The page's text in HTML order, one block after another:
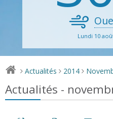
Lundi 10
> Actualités > 2014 >
Actualités -